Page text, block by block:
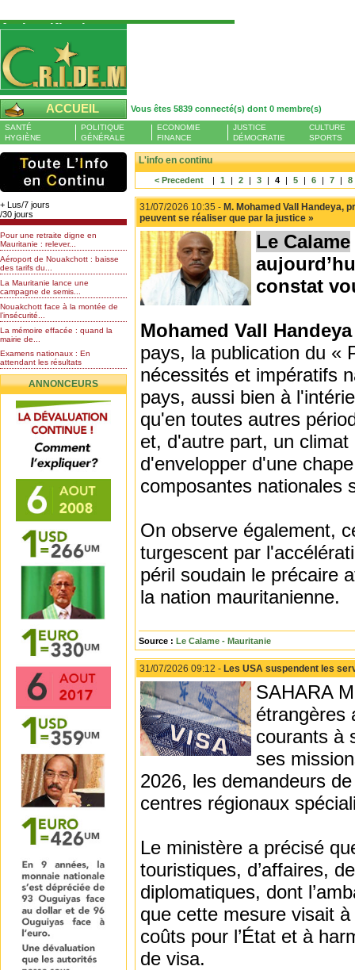
Authentification
Pour S'authentifier veuillez fournir votre
Pseudo et Mot de passer et cliquez sur : Se
connecter
Pseudo
Mot de passe
ACCUEIL Vous êtes 5839 connecté(s) dont 0 membre(s)
Liste des membres en ligne (0)
SANTÉ
HYGIÈNE
POLITIQUE
GÉNÉRALE
ECONOMIE
FINANCE
JUSTICE
DÉMOCRATIE
CULTURE
SPORTS
+ Lus/7 jours
/30 jours
Pour une retraite digne en
Mauritanie : relever...
Aéroport de Nouakchott : baisse
des tarifs du...
La Mauritanie lance une
campagne de semis...
Nouakchott face à la montée de
l’insécurité...
La mémoire effacée : quand la
mairie de...
Examens nationaux : En
attendant les résultats
Nomination de l’Honorable Diye
Ba au poste de...
Mauritanie : les résultats du
baccalauréat 2026...
Mauritanie : Les 10 premiers au
BEPC 2026
Un syndicat de l’enseignement
rejette la...
ANNONCEURS
L'info en continu
< Precedent | 1 | 2 | 3 | 4 | 5 | 6 | 7 | 8
31/07/2026 10:35 - M. Mohamed Vall Handeya,
peuvent se réaliser que par la justice »
Le Calame
constat
Mohamed Vall Handeya
pays, la publication du «
nécessités et impératifs
pays, aussi bien à
qu'en toutes autres
et, d'autre part, un
d'envelopper d'une
composantes nationales
On observe également,
turgescent par
péril soudain le précaire
la nation mauritanienne.
Source : Le Calame - Mauritanie
31/07/2026 09:12 - Les USA suspendent les
SAHARA
étrangères
courants à
ses
2026, les demandeurs
centres régionaux
Le ministère a précisé
touristiques, d’affaires,
diplomatiques, dont
que cette mesure visait
coûts pour l’État et à
de visa.